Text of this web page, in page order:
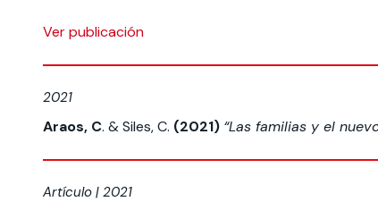
Ver publicación
2021
Araos, C. & Siles, C. (2021) “Las familias y el
Artículo | 2021